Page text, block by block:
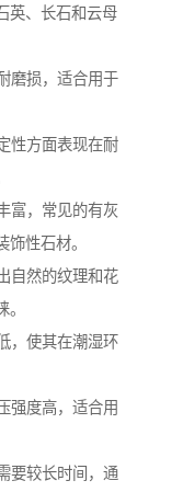
英、长石和云母
磨损，适合用于
性方面表现在耐
富，常见的有灰
性石材。
自然的纹理和花
，使其在潮湿环
强度高，适合用
要较长时间，通